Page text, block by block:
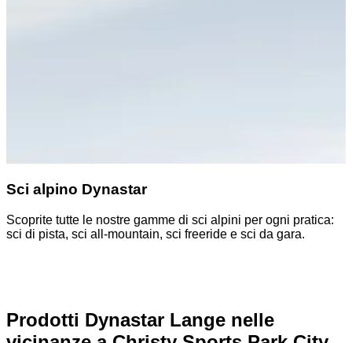
Sci alpino Dynastar
Scoprite tutte le nostre gamme di sci alpini per ogni pratica:
sci di pista, sci all-mountain, sci freeride e sci da gara.
Prodotti Dynastar Lange nelle